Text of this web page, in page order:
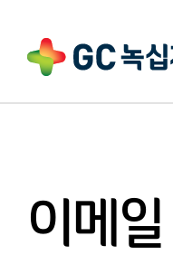
이메